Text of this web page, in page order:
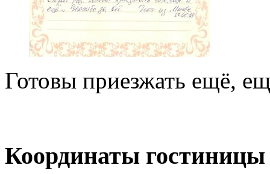
Готовы приезжать ещё,
Координаты гостиницы